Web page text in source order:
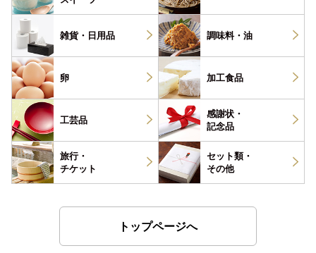
雑貨・ 日用品 調味料・ 油
卵 加工食品
工芸品
感謝状・
記念品
旅行・
チケット
セット類・
その他
トップページへ